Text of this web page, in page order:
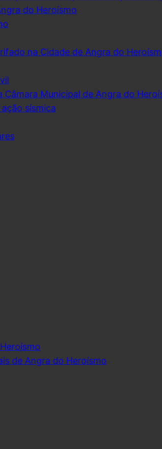
do Heroísmo
na Cidade de Angra do
Municipal de Angra do
sísmica
de Angra do Heroísmo